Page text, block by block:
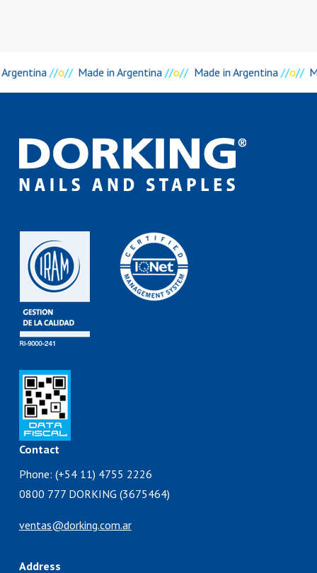
//o// Made in Argentina //o// Made in Argentina //o//
Contact
Phone: (+54 11) 4755 2226
0800 777 DORKING (3675464)
ventas@dorking.com.ar
Address